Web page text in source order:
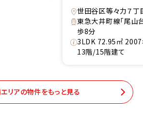
世田谷区等々力７丁
東急大井町線「尾山
歩8分
3LDK 72.95㎡
13階/15階建て
リアの物件をもっと見る